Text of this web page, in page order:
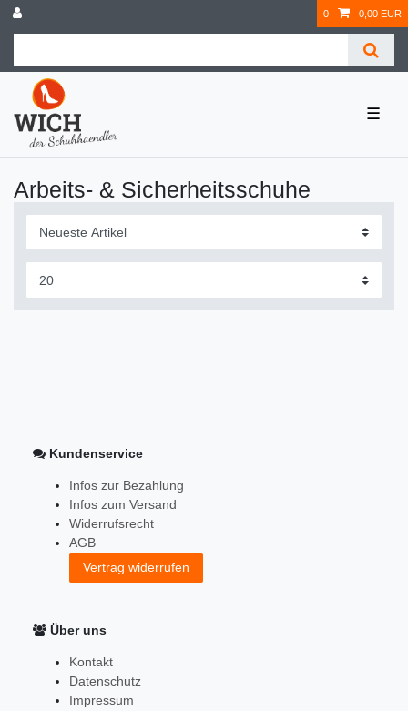
0 0,00 EUR
☰
Arbeits- & Sicherheitsschuhe
Kundenservice
Infos zur Bezahlung
Infos zum Versand
Widerrufsrecht
AGB
Vertrag widerrufen
Über uns
Kontakt
Datenschutz
Impressum